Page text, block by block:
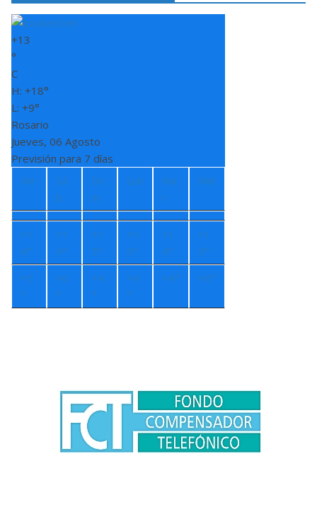
+13
°
C
H: +18°
L: +9°
Rosario
Jueves, 06 Agosto
Previsión para 7 días
Vie
Sá
b
Do
m
Lun
Ma
r
Mié
+1
4°
+1
4°
+1
5°
+1
3°
+1
4°
+1
3°
+5
°
+6
°
+4
°
+4
°
+4° +6°